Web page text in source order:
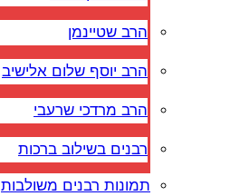
הרב שטיינמן
הרב יוסף שלום אלישיב
הרב מרדכי שרעבי
רבנים בשילוב ברכות
תמונות רבנים משולבות